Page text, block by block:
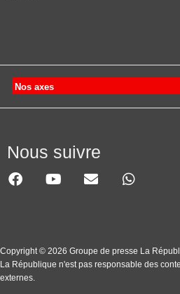
Nos axes
Nous suivre
Copyright © 2026 Groupe de presse La
La République n'est pas responsable des
externes.